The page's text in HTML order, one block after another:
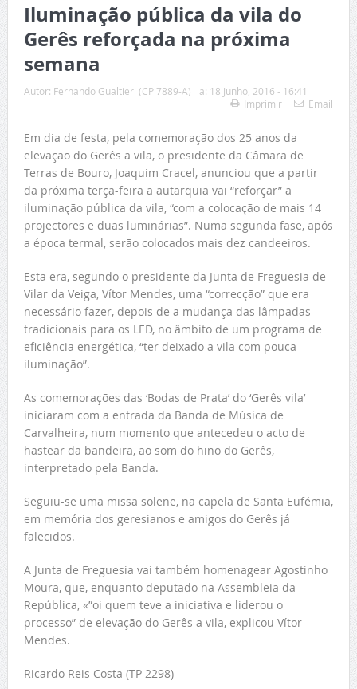
Iluminação pública da vila do
Gerês reforçada na próxima
semana
Autor: Fernando Gualtieri (CP 7889-A) a: 18 Junho, 2016 - 16:41
Imprimir
Email
Em dia de festa, pela comemoração dos 25 anos da
elevação do Gerês a vila, o presidente da Câmara de
Terras de Bouro, Joaquim Cracel, anunciou que a partir
da próxima terça-feira a autarquia vai “reforçar” a
iluminação pública da vila, “com a colocação de mais 14
projectores e duas luminárias”. Numa segunda fase, após
a época termal, serão colocados mais dez candeeiros.
Esta era, segundo o presidente da Junta de Freguesia de
Vilar da Veiga, Vítor Mendes, uma “correcção” que era
necessário fazer, depois de a mudança das lâmpadas
tradicionais para os LED, no âmbito de um programa de
eficiência energética, “ter deixado a vila com pouca
iluminação”.
As comemorações das ‘Bodas de Prata’ do ‘Gerês vila’
iniciaram com a entrada da Banda de Música de
Carvalheira, num momento que antecedeu o acto de
hastear da bandeira, ao som do hino do Gerês,
interpretado pela Banda.
Seguiu-se uma missa solene, na capela de Santa Eufémia,
em memória dos geresianos e amigos do Gerês já
falecidos.
A Junta de Freguesia vai também homenagear Agostinho
Moura, que, enquanto deputado na Assembleia da
República, «”oi quem teve a iniciativa e liderou o
processo” de elevação do Gerês a vila, explicou Vítor
Mendes.
Ricardo Reis Costa (TP 2298)